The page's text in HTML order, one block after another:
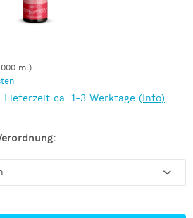
ml)
ca. 1-3 Werktage (Info)